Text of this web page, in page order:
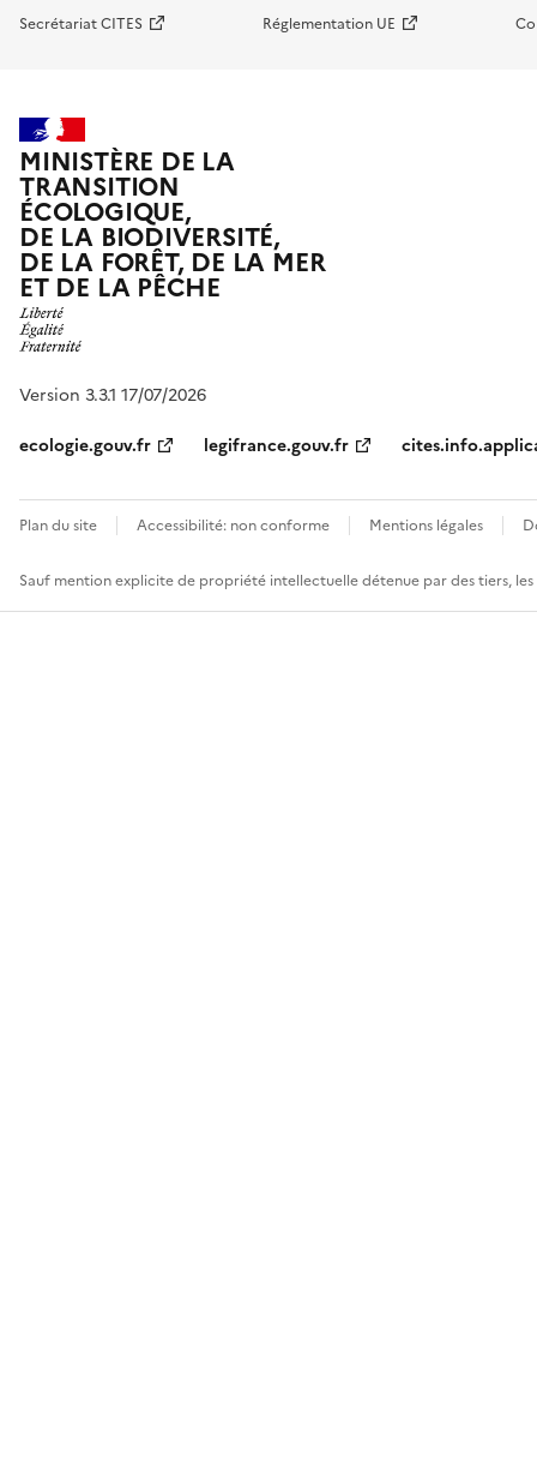
Secrétariat CITES Réglementation UE
MINISTÈRE DE LA
TRANSITION
ÉCOLOGIQUE,
DE LA BIODIVERSITÉ,
DE LA FORÊT, DE LA MER
ET DE LA PÊCHE
Version 3.3.1 17/07/2026
ecologie.gouv.fr
legifrance.gouv.fr
Plan du site Accessibilité: non conforme Mentions légales
Sauf mention explicite de propriété intellectuelle détenue par des tiers,